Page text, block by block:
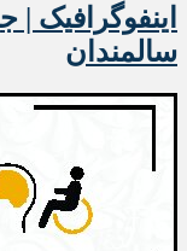
اینفوگرافیک
سالمندان